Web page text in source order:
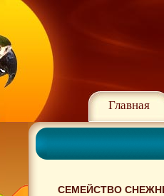
Главная
СЕМЕЙСТВО